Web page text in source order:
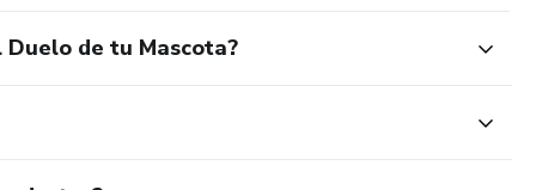
de tu Mascota?